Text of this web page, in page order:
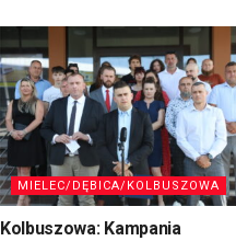
MIELEC/DĘBICA/KOLBUSZOWA
Kolbuszowa: Kampania